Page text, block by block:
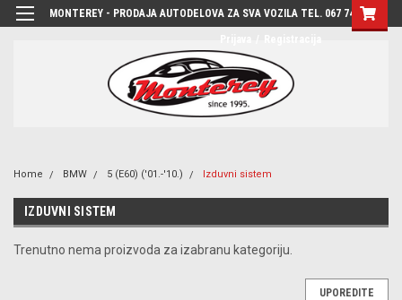
MONTEREY - PRODAJA AUTODELOVA ZA SVA VOZILA TEL. 067 7444-780
Home BMW 5 (E60) ('01.-'10.) Izduvni sistem
IZDUVNI SISTEM
Trenutno nema proizvoda za izabranu kategoriju.
UPOREDITE